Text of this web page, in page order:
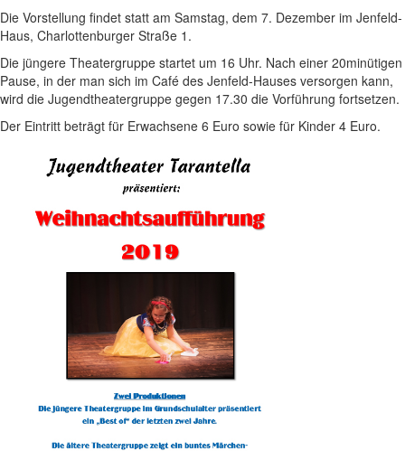
Die Vorstellung findet statt am Samstag, dem 7. Dezember im Jenfeld-
Haus, Charlottenburger Straße 1.
Die jüngere Theatergruppe startet um 16 Uhr. Nach einer 20minütigen
Pause, in der man sich im Café des Jenfeld-Hauses versorgen kann,
wird die Jugendtheatergruppe gegen 17.30 die Vorführung fortsetzen.
Der Eintritt beträgt für Erwachsene 6 Euro sowie für Kinder 4 Euro.